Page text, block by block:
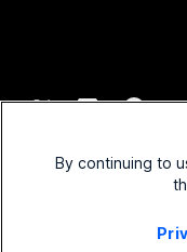
개인 정보 보호 정책
By continuing to